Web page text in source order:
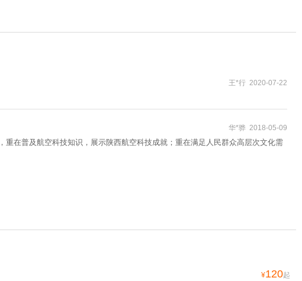
王*行 2020-07-22
华*骅 2018-05-09
在普及航空科技知识，展示陕西航空科技成就；重在满足人民群众高层次文化需
¥120起